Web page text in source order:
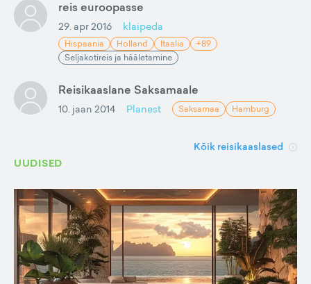
reis euroopasse
29. apr 2016 klaipeda
Hispaania Holland Itaalia
+89
Seljakotireis ja hääletamine
Reisikaaslane Saksamaale
10. jaan 2014 Planest Saksamaa Hamburg
Kõik reisikaaslased
UUDISED